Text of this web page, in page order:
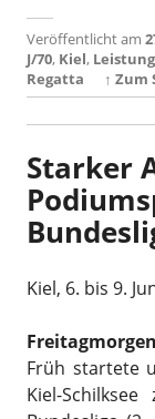
Veröffentlicht am
J/70, Kiel,
Regatta
↑ Zum
Starker
Kiel, 6. bis 9.
Freitagmorgen
Früh startete
Kiel-